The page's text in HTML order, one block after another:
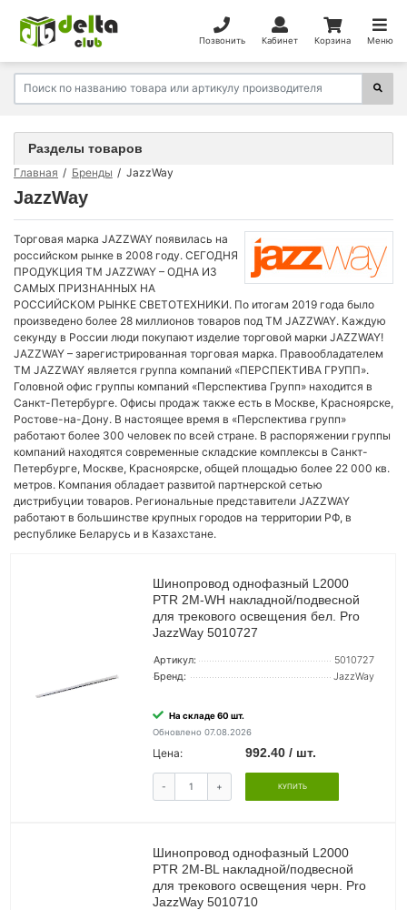
Позвонить Кабинет Корзина Меню
Главная Бренды JazzWay
JazzWay
Торговая марка JAZZWAY появилась на
российском рынке в 2008 году. СЕГОДНЯ
ПРОДУКЦИЯ ТМ JAZZWAY – ОДНА ИЗ
САМЫХ ПРИЗНАННЫХ НА
РОССИЙСКОМ РЫНКЕ СВЕТОТЕХНИКИ. По итогам 2019 года было
произведено более 28 миллионов товаров под ТМ JAZZWAY. Каждую
секунду в России люди покупают изделие торговой марки JAZZWAY!
JAZZWAY – зарегистрированная торговая марка. Правообладателем
ТМ JAZZWAY является группа компаний «ПЕРСПЕКТИВА ГРУПП».
Головной офис группы компаний «Перспектива Групп» находится в
Санкт-Петербурге. Офисы продаж также есть в Москве, Красноярске,
Ростове-на-Дону. В настоящее время в «Перспектива групп»
работают более 300 человек по всей стране. В распоряжении группы
компаний находятся современные складские комплексы в Санкт-
Петербурге, Москве, Красноярске, общей площадью более 22 000 кв.
метров. Компания обладает развитой партнерской сетью
дистрибуции товаров. Региональные представители JAZZWAY
работают в большинстве крупных городов на территории РФ, в
республике Беларусь и в Казахстане.
Шинопровод однофазный L2000
PTR 2M-WH накладной/подвесной
для трекового освещения бел. Pro
JazzWay 5010727
Артикул:
5010727
Бренд:
JazzWay
На складе 60 шт.
Обновлено 07.08.2026
Цена: 992.40 / шт.
- + КУПИТЬ
Шинопровод однофазный L2000
PTR 2M-BL накладной/подвесной
для трекового освещения черн. Pro
JazzWay 5010710
Разделы товаров